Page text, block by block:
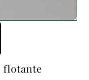
flotante